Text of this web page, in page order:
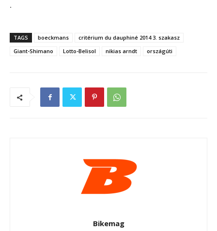
.
TAGS boeckmans
critérium du dauphiné 2014 3. szakasz
Giant-Shimano
Lotto-Belisol nikias arndt országúti
Bikemag